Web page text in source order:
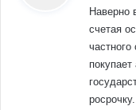
Наверно
счетая
частного